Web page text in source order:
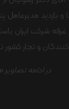
بازدید
شرکت ایران
و تجار کشور
در ادامه